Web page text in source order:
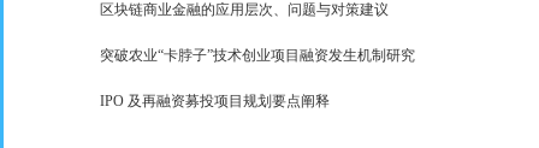
区块链商业金融的应用层次、问题与对策建议
突破农业“卡脖子”技术创业项目融资发生机制研究
IPO 及再融资募投项目规划要点阐释